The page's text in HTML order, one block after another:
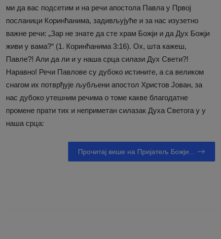
ми да вас подсетим и на речи апостола Павла у Првој
посланици Коринћанима, задивљујуће и за нас изузетно
важне речи: „Зар не знате да сте храм Божји и да Дух Божји
живи у вама?“ (1. Коринћанима 3:16). Ох, шта кажеш,
Павле?! Али да ли и у наша срца силази Дух Свети?!
Наравно! Речи Павлове су дубоко истините, а са великом
снагом их потврђује љубљени апостол Христов Јован, за
нас дубоко утешним речима о томе какве благодатне
промене прати тих и неприметан силазак Духа Светога у у
наша срца:
Прочитај више на Пријатељ Божји...